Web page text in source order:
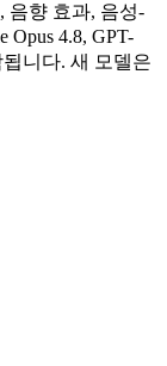
음향 효과, 음성-
4.8, GPT-
됩니다. 새 모델은